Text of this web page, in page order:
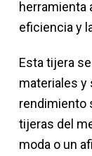
herramienta
eficiencia y
Esta tijera
materiales y
rendimiento
tijeras del
moda o un